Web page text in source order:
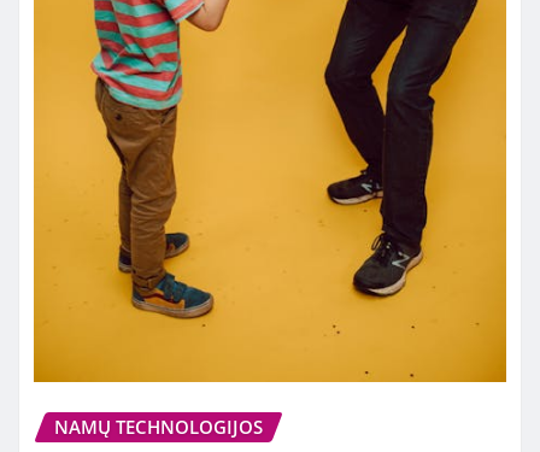
NAMŲ TECHNOLOGIJOS